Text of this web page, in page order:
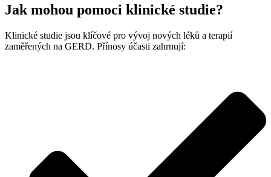
Jak mohou pomoci klinické studie?
Klinické studie jsou klíčové pro vývoj nových léků a terapií
zaměřených na GERD. Přínosy účasti zahrnují: